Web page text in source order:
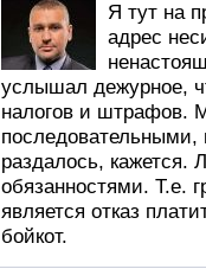
Я тут на
адрес
услышал дежурное,
налогов и штрафов.
последовательными,
раздалось, кажется.
обязанностями. Т.е.
является отказ
бойкот.